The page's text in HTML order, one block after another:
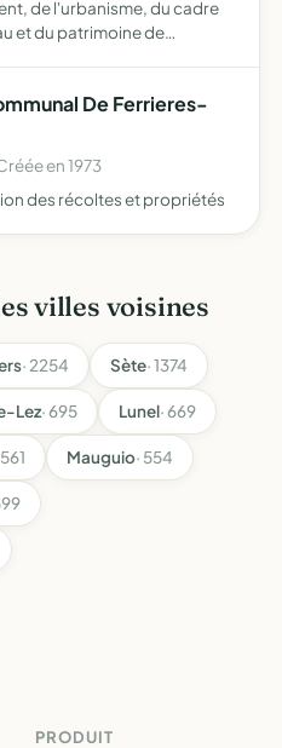
de l'urbanisme, du cadre
et du patrimoine de
De Ferrieres-
en 1973
des récoltes et propriétés
villes voisines
· 2254 Sète· 1374
Lez· 695 Lunel· 669
561 Mauguio· 554
PRODUIT